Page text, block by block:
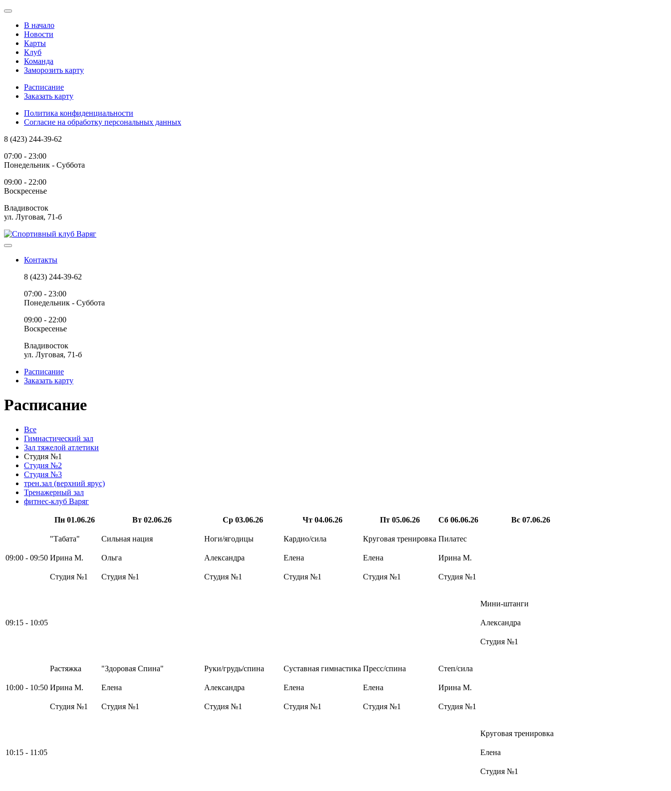
В начало
Новости
Карты
Клуб
Команда
Заморозить карту
Расписание
Заказать карту
Политика конфиденциальности
Согласие на обработку персональных данных
8 (423) 244-39-62
07:00 - 23:00
Понедельник - Суббота
09:00 - 22:00
Воскресенье
Владивосток
ул. Луговая, 71-б
Контакты
8 (423) 244-39-62
07:00 - 23:00
Понедельник - Суббота
09:00 - 22:00
Воскресенье
Владивосток
ул. Луговая, 71-б
Расписание
Заказать карту
Расписание
Все
Гимнастический зал
Зал тяжелой атлетики
Студия №1
Студия №2
Студия №3
трен.зал (верхний ярус)
Тренажерный зал
фитнес-клуб Варяг
Пн 01.06.26 Вт02.06.26 Ср 03.06.26 Чт04.06.26 Пт05.06.26 Сб 06.06.26 Вс 07.06.26
09:00 - 09:50
"Табата" Сильная нация Ноги/ягодицы Кардио/сила Круговая тренировка Пилатес
Ирина М. Ольга Александра Елена Елена Ирина М.
Студия №1 Студия №1 Студия №1 Студия №1 Студия №1 Студия №1
09:15 - 10:05
Мини-штанги
Александра
Студия №1
10:00 - 10:50
Растяжка "Здоровая Спина" Руки/грудь/спина Суставная гимнастика Пресс/спина Степ/сила
Ирина М. Елена Александра Елена Елена Ирина М.
Студия №1 Студия №1 Студия №1 Студия №1 Студия №1 Студия №1
10:15 - 11:05
Круговая тренировка
Елена
Студия №1